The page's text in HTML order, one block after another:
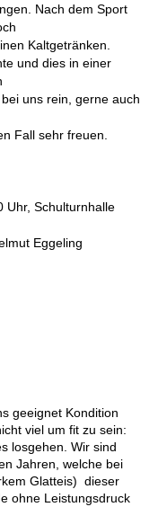
Nach dem Sport
Kaltgetränken.
und dies in einer
uns rein, gerne auch
Fall sehr freuen.
Uhr, Schulturnhalle
Eggeling
geeignet Kondition
viel um fit zu sein:
losgehen. Wir sind
Jahren, welche bei
Glatteis) dieser
ohne Leistungsdruck